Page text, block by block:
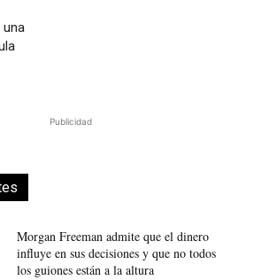
Publicidad
Morgan Freeman admite que el dinero
influye en sus decisiones y que no todos
los guiones están a la altura